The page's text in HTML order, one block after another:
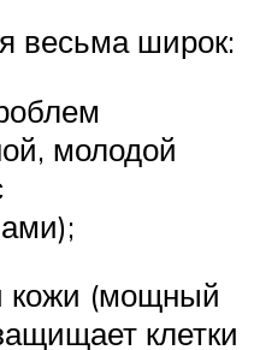
весьма широк:
молодой
кожи (мощный
клетки